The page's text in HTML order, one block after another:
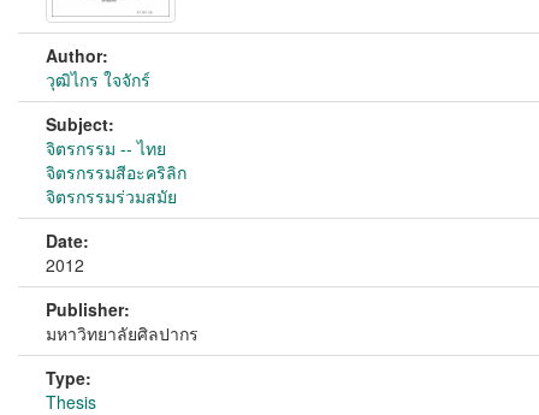
Author:
วุฒิไกร ใจจักร์
Subject:
จิตรกรรม -- ไทย
จิตรกรรมสีอะคริลิก
จิตรกรรมร่วมสมัย
Date:
2012
Publisher:
มหาวิทยาลัยศิลปากร
Type:
Thesis